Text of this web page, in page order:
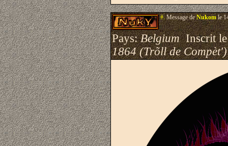
#.Message deNukomle
Pays:BelgiumInscrit
1864 (Trõll de Compèt')